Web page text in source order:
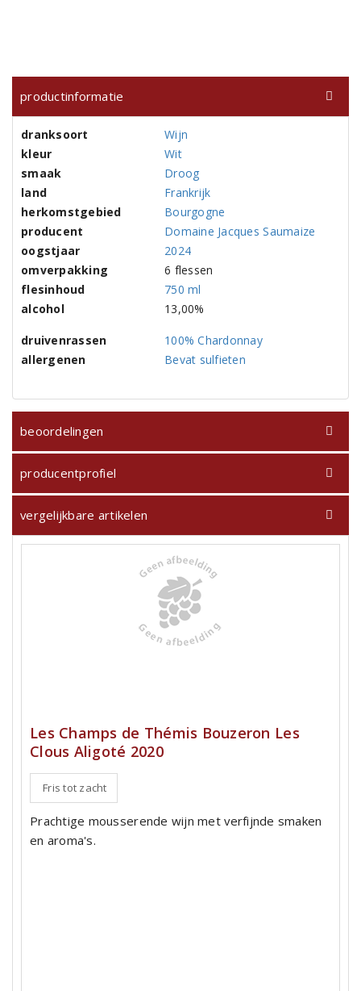
productinformatie
dranksoort
Wijn
kleur
Wit
smaak
Droog
land
Frankrijk
herkomstgebied
Bourgogne
producent
Domaine Jacques Saumaize
oogstjaar
2024
omverpakking
6 flessen
flesinhoud
750 ml
alcohol
13,00%
druivenrassen
100% Chardonnay
allergenen
Bevat sulfieten
beoordelingen
producentprofiel
vergelijkbare artikelen
Les Champs de Thémis Bouzeron Les
Clous Aligoté 2020
Fris tot zacht
Prachtige mousserende wijn met verfijnde smaken
en aroma's.